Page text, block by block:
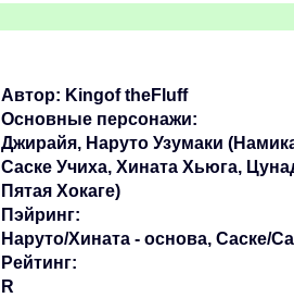
Автор: Kingof theFluff
Основные персонажи:
Джирайя, Наруто Узумаки
Саске Учиха, Хината Хьюга,
Пятая Хокаге)
Пэйринг:
Наруто/Хината - основа, Саске/
Рейтинг:
R